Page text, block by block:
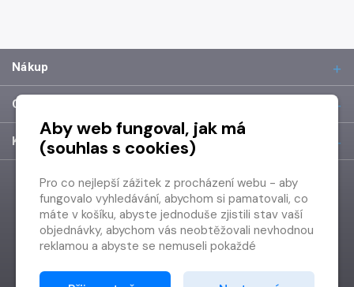
Nákup
O společnosti
Kontakt
Aby web fungoval, jak má
(souhlas s cookies)
Pro co nejlepší zážitek z procházení webu - aby
fungovalo vyhledávání, abychom si pamatovali, co
máte v košíku, abyste jednoduše zjistili stav vaší
objednávky, abychom vás neobtěžovali nevhodnou
reklamou a abyste se nemuseli pokaždé